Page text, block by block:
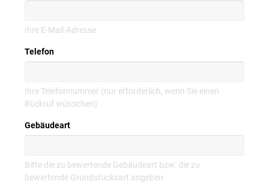
Ihre E-Mail-Adresse
Telefon
Ihre Telefonnummer (nur erforderlich, wenn Sie einen
Rückruf wünschen)
Gebäudeart
Bitte die zu bewertende Gebäudeart bzw. die zu
bewertende Grundstücksart angeben